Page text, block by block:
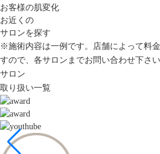
お客様の肌変化
お近くの
サロンを探す
※施術内容は一例です。店舗によって料
すので、各サロンまでお問い合わせ下さい
サロン
取り扱い一覧